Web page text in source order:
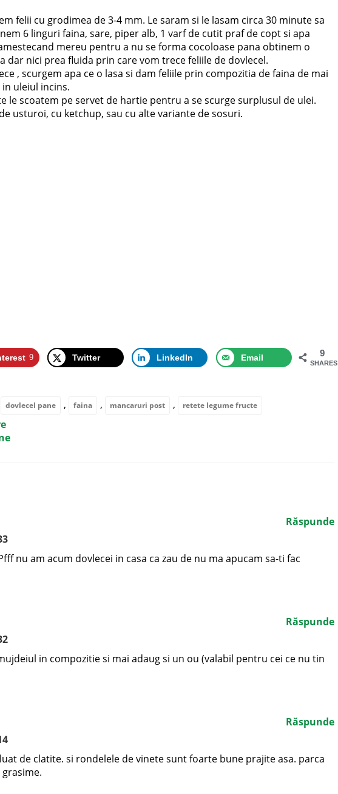
felii cu grodimea de 3-4 mm. Le saram si le lasam circa 30 minute sa
6 linguri faina, sare, piper alb, 1 varf de cutit praf de copt si apa
mereu pentru a nu se forma cocoloase pana obtinem o
dar nici prea fluida prin care vom trece feliile de dovlecel.
, scurgem apa ce o lasa si dam feliile prin compozitia de faina de mai
uleiul incins.
le scoatem pe servet de hartie pentru a se scurge surplusul de ulei.
usturoi, cu ketchup, sau cu alte variante de sosuri.
9
SHARES
9 Twitter LinkedIn Email
dovlecel pane , faina , mancaruri post , retete legume fructe
nu am acum dovlecei in casa ca zau de nu ma apucam sa-ti fac
Răspunde
in compozitie si mai adaug si un ou (valabil pentru cei ce nu tin
Răspunde
de clatite. si rondelele de vinete sunt foarte bune prajite asa. parca
Răspunde